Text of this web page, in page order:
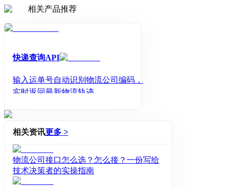
相关产品推荐
快递查询API
输入运单号自动识别物流公司编码，
实时返回最新物流轨迹
相关资讯更多 >
物流公司接口怎么选？怎么接？一份写给
技术决策者的实操指南